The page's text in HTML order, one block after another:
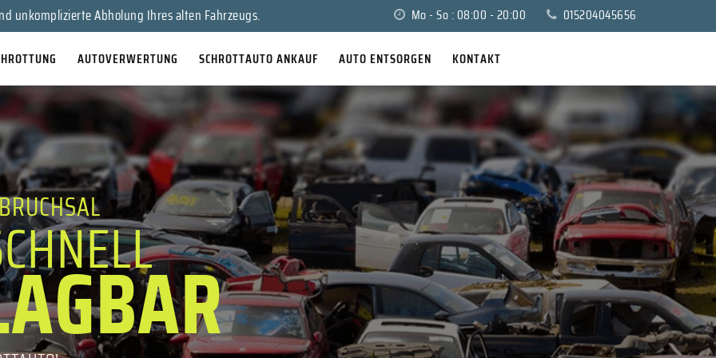
Sie Ihr Auto für bares Geld!
unkomplizierte Abholung Ihres alten Fahrzeugs.
Mo - So : 08:00 - 20:00 015204045656
AUTOVERWERTUNG SCHROTTAUTO ANKAUF AUTO ENTSORGEN KONTAKT